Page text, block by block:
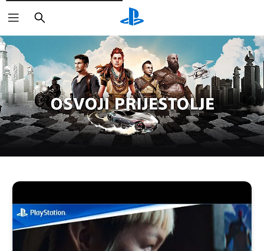
Pretraži